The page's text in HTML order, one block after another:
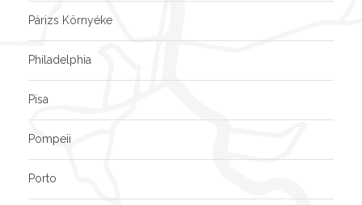
Párizs Környéke
Philadelphia
Pisa
Pompeii
Porto